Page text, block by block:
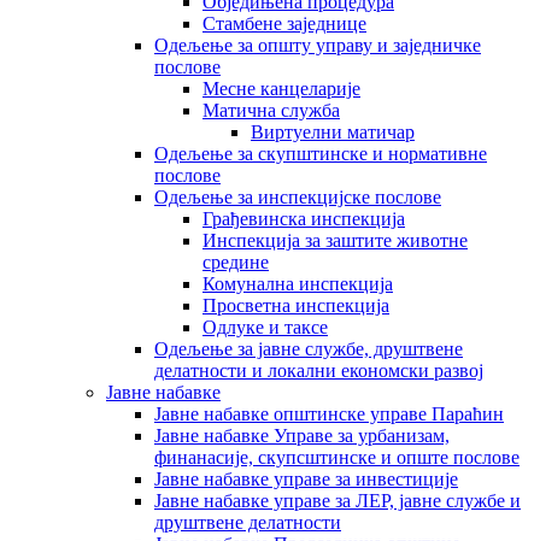
Стамбене заједнице
Oдељење за општу управу и заједничке
послове
Месне канцеларије
Матична служба
Виртуелни матичар
Одељење за скупштинске и нормативне
послове
Одељење за инспекцијске послове
Грађевинска инспекција
Инспекција за заштите животне
средине
Комунална инспекција
Просветна инспекција
Одлуке и таксе
Одељење за јавне службе, друштвене
делатности и локални економски развој
Јавне набавке
Јавне набавке општинске управе Параћин
Јавне набавке Управе за урбанизам,
финанасије, скупсштинске и опште послове
Јавне набавке управе за инвестиције
Јавне набавке управе за ЛЕР, јавне службе и
друштвене делатности